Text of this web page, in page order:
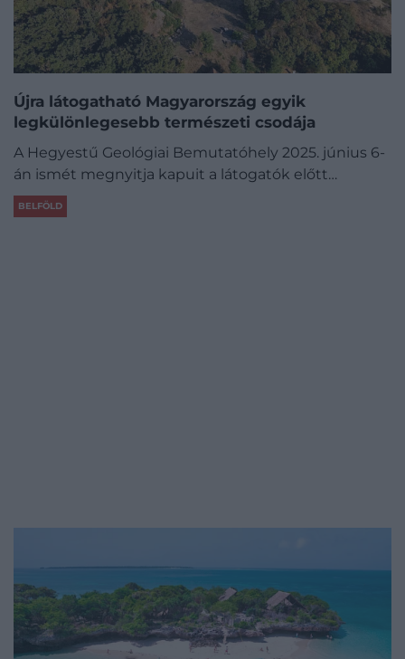
Újra látogatható Magyarország egyik
legkülönlegesebb természeti csodája
A Hegyestű Geológiai Bemutatóhely 2025. június 6-
án ismét megnyitja kapuit a látogatók előtt…
BELFÖLD